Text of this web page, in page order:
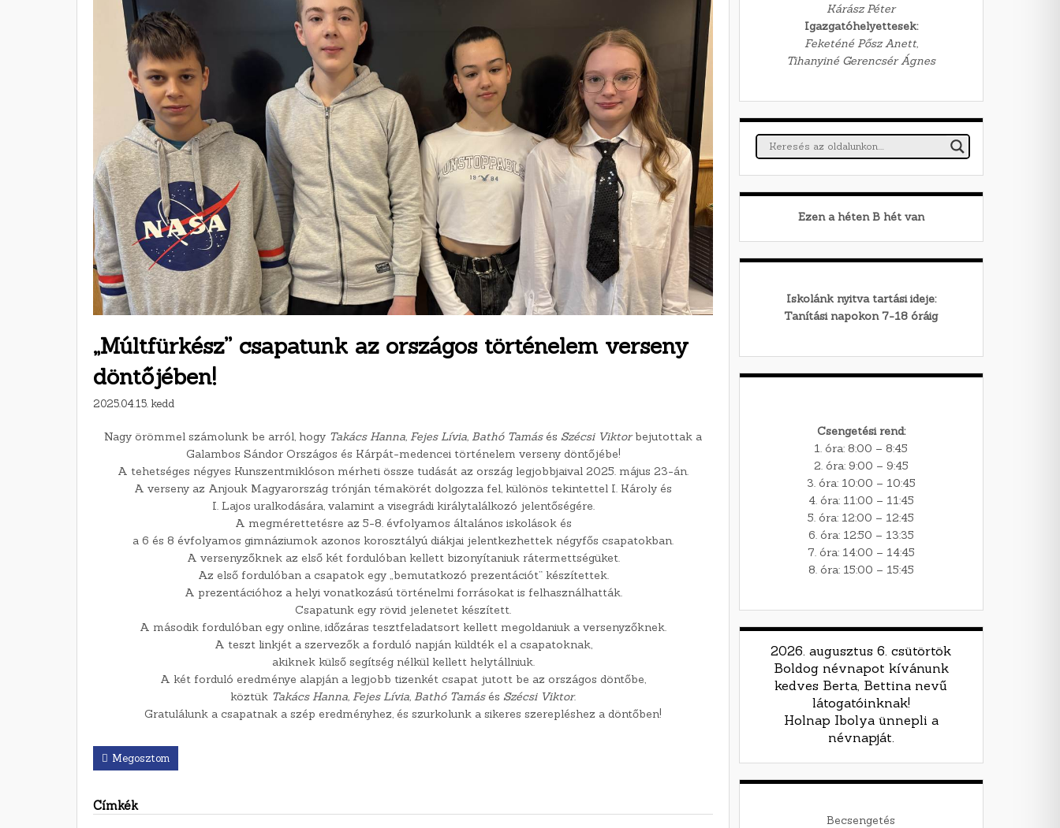
„Múltfürkész” csapatunk az országos történelem verseny
döntőjében!
2025.04.15. kedd
Nagy örömmel számolunk be arról, hogy Takács Hanna, Fejes Lívia, Bathó Tamásés Szécsi Viktorbejutottak a
Galambos Sándor Országos és Kárpát-medencei történelem verseny döntőjébe!
A tehetséges négyes Kunszentmiklóson mérheti össze tudását az ország legjobbjaival 2025. május 23-án.
A verseny az Anjouk Magyarország trónján témakörét dolgozza fel, különös tekintettel I. Károly és
I. Lajos uralkodására, valamint a visegrádi királytalálkozó jelentőségére.
A megmérettetésre az 5-8. évfolyamos általános iskolások és
a 6 és 8 évfolyamos gimnáziumok azonos korosztályú diákjai jelentkezhettek négyfős csapatokban.
A versenyzőknek az első két fordulóban kellett bizonyítaniuk rátermettségüket.
Az első fordulóban a csapatok egy „bemutatkozó prezentációt” készítettek.
A prezentációhoz a helyi vonatkozású történelmi forrásokat is felhasználhatták.
Csapatunk egy rövid jelenetet készített.
A második fordulóban egy online, időzáras tesztfeladatsort kellett megoldaniuk a versenyzőknek.
A teszt linkjét a szervezők a forduló napján küldték el a csapatoknak,
akiknek külső segítség nélkül kellett helytállniuk.
A két forduló eredménye alapján a legjobb tizenkét csapat jutott be az országos döntőbe,
köztük Takács Hanna, Fejes Lívia, Bathó Tamás és Szécsi Viktor.
Gratulálunk a csapatnak a szép eredményhez, és szurkolunk a sikeres szerepléshez a döntőben!
Megosztom
Címkék
Kárász Péter
Igazgatóhelyettesek:
Feketéné Pősz Anett,
Tihanyiné Gerencsér Ágnes
Ezen a héten Bhét van
Iskolánk nyitva tartási ideje:
Tanítási napokon 7-18 óráig
Csengetési rend:
1. óra: 8:00 – 8:45
2. óra: 9:00 – 9:45
3. óra: 10:00 – 10:45
4. óra: 11:00 – 11:45
5. óra: 12:00 – 12:45
6. óra: 12:50 – 13:35
7. óra: 14:00 – 14:45
8. óra: 15:00 – 15:45
2026. augusztus 6. csütörtök
Boldog névnapot kívánunk
kedves Berta, Bettina nevű
látogatóinknak!
Holnap Ibolya ünnepli a
névnapját.
Becsengetés